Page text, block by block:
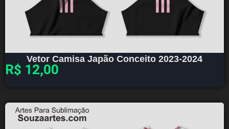
Vetor Camisa Japão Conceito 2023-2024
R$ 12,00